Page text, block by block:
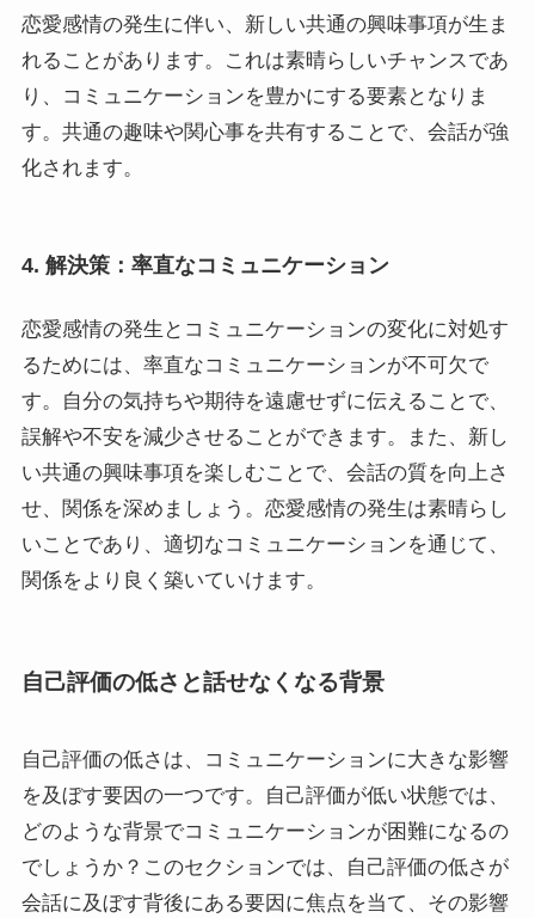
恋愛感情の発生に伴い、新しい共通の興味事項が生ま
れることがあります。これは素晴らしいチャンスであ
り、コミュニケーションを豊かにする要素となりま
す。共通の趣味や関心事を共有することで、会話が強
化されます。
4. 解決策：率直なコミュニケーション
恋愛感情の発生とコミュニケーションの変化に対処す
るためには、率直なコミュニケーションが不可欠で
す。自分の気持ちや期待を遠慮せずに伝えることで、
誤解や不安を減少させることができます。また、新し
い共通の興味事項を楽しむことで、会話の質を向上さ
せ、関係を深めましょう。恋愛感情の発生は素晴らし
いことであり、適切なコミュニケーションを通じて、
関係をより良く築いていけます。
自己評価の低さと話せなくなる背景
自己評価の低さは、コミュニケーションに大きな影響
を及ぼす要因の一つです。自己評価が低い状態では、
どのような背景でコミュニケーションが困難になるの
でしょうか？このセクションでは、自己評価の低さが
会話に及ぼす背後にある要因に焦点を当て、その影響